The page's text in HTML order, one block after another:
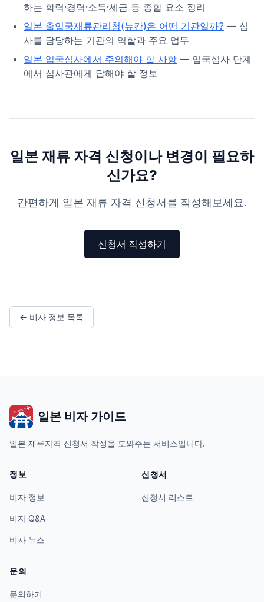
하는 학력·경력·소득·세금 등 종합 요소 정리
일본 출입국재류관리청(뉴칸)은 어떤 기관일까? — 심
사를 담당하는 기관의 역할과 주요 업무
일본 입국심사에서 주의해야 할 사항 — 입국심사 단계
에서 심사관에게 답해야 할 정보
일본 재류 자격 신청이나 변경이 필요하
신가요?
간편하게 일본 재류 자격 신청서를 작성해보세요.
신청서 작성하기
← 비자 정보 목록
일본 비자 가이드
일본 재류자격 신청서 작성을 도와주는 서비스입니다.
정보
비자 정보
비자 Q&A
비자 뉴스
신청서
신청서 리스트
문의
문의하기